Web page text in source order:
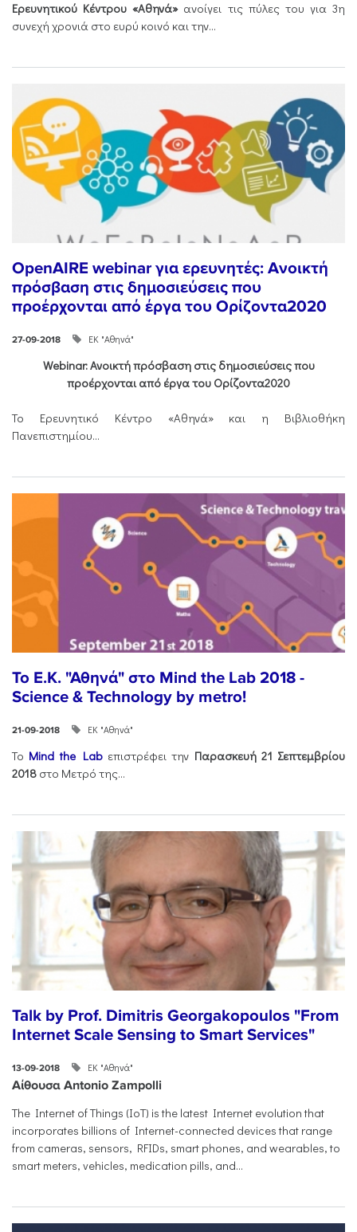
Ερευνητικού Κέντρου «Αθηνά»ανοίγει τις πύλες του για 3η
συνεχή χρονιά στο ευρύ κοινό και την...
OpenAIRE webinar για ερευνητές: Ανοικτή
πρόσβαση στις δημοσιεύσεις που
προέρχονται από έργα του Ορίζοντα2020
27-09-2018 ΕΚ "Αθηνά"
Webinar: Ανοικτή πρόσβαση στις δημοσιεύσεις που
προέρχονται από έργα του Ορίζοντα2020
Το Ερευνητικό Κέντρο «Αθηνά» και η Βιβλιοθήκη
Πανεπιστημίου...
Το Ε.Κ. "Αθηνά" στο Mind the Lab 2018 -
Science & Technology by metro!
21-09-2018 ΕΚ "Αθηνά"
Το Mind the Labεπιστρέφει την Παρασκευή 21 Σεπτεμβρίου
2018 στο Μετρό της...
Talk by Prof. Dimitris Georgakopoulos "From
Internet Scale Sensing to Smart Services"
13-09-2018 ΕΚ "Αθηνά"
Αίθουσα Antonio Zampolli
The Internet of Things (IoT) is the latest Internet evolution that
incorporates billions of Internet-connected devices that range
from cameras, sensors, RFIDs, smart phones, and wearables, to
smart meters, vehicles, medication pills, and...